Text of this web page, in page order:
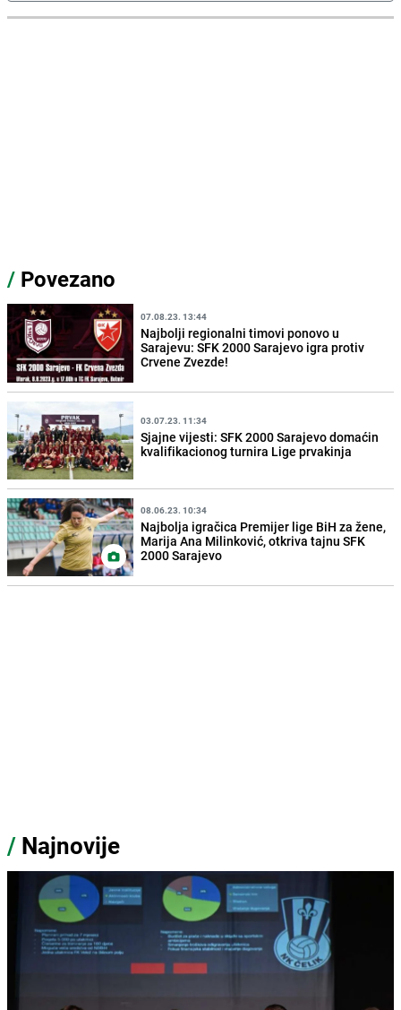
/ Povezano
07.08.23. 13:44
Najbolji regionalni timovi ponovo u
Sarajevu: SFK 2000 Sarajevo igra protiv
Crvene Zvezde!
03.07.23. 11:34
Sjajne vijesti: SFK 2000 Sarajevo domaćin
kvalifikacionog turnira Lige prvakinja
08.06.23. 10:34
Najbolja igračica Premijer lige BiH za žene,
Marija Ana Milinković, otkriva tajnu SFK
2000 Sarajevo
/ Najnovije